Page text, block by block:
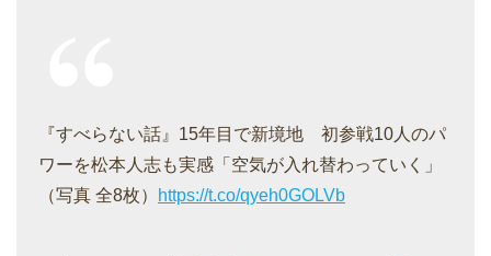
『すべらない話』15年目で新境地 初参戦10人のパ
ワーを松本人志も実感「空気が入れ替わっていく」
（写真 全8枚）
https://t.co/qyeh0GOLVb